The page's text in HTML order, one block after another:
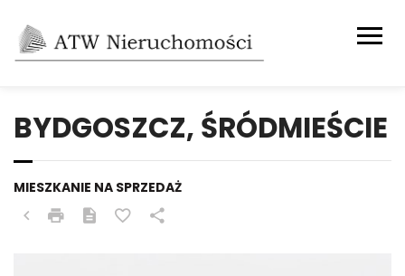
BYDGOSZCZ, ŚRÓDMIEŚCIE
MIESZKANIE NA SPRZEDAŻ